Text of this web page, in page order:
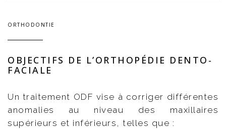
ORTHODONTIE
OBJECTIFS DE L’ORTHOPÉDIE DENTO-
FACIALE
Un traitement ODF vise à corriger différentes
anomalies au niveau des maxillaires
supérieurs et inférieurs, telles que :